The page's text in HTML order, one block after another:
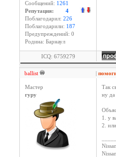
Сообщений: 1261
Репутация: 4
Поблагодарил: 226
Поблагодарили: 187
Предупреждений: 0
Родина: Барнаул
ICQ: 6759279
ballist |
Мастер
гуру
Так
ну да
1. у
2.